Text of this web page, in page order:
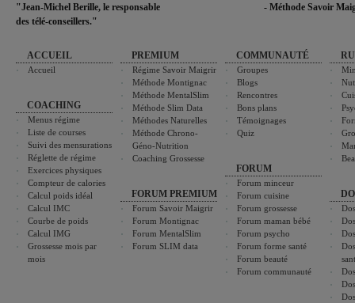
"Jean-Michel Berille, le responsable
des télé-conseillers."
- Méthode Savoir
ACCUEIL
Accueil
COACHING
Menus régime
Liste de courses
Suivi des mensurations
Réglette de régime
Exercices physiques
Compteur de calories
Calcul poids idéal
Calcul IMC
Courbe de poids
Calcul IMG
Grossesse mois par
mois
PREMIUM
Régime Savoir Maigrir
Méthode Montignac
Méthode MentalSlim
Méthode Slim Data
Méthodes Naturelles
Méthode Chrono-
Géno-Nutrition
Coaching Grossesse
FORUM PREMIUM
Forum Savoir Maigrir
Forum Montignac
Forum MentalSlim
Forum SLIM data
COMMUNAUTÉ
Groupes
Blogs
Rencontres
Bons plans
Témoignages
Quiz
FORUM
Forum minceur
Forum cuisine
Forum grossesse
Forum maman bébé
Forum psycho
Forum forme santé
Forum beauté
Forum communauté